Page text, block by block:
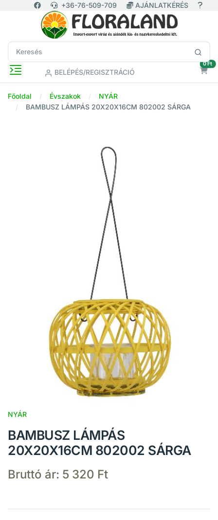
+36-76-509-709 AJÁNLATKÉRÉS
BELÉPÉS/REGISZTRÁCIÓ
0 Ft
Főoldal Évszakok
NYÁR
BAMBUSZ LÁMPÁS 20X20X16CM 802002 SÁRGA
NYÁR
BAMBUSZ LÁMPÁS
20X20X16CM 802002 SÁRGA
Bruttó ár: 5 320 Ft